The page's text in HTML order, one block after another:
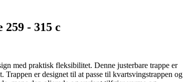
- 315 c
med praktisk fleksibilitet. Denne justerbare trappe er
er designet til at passe til kvartsvingstrappen og